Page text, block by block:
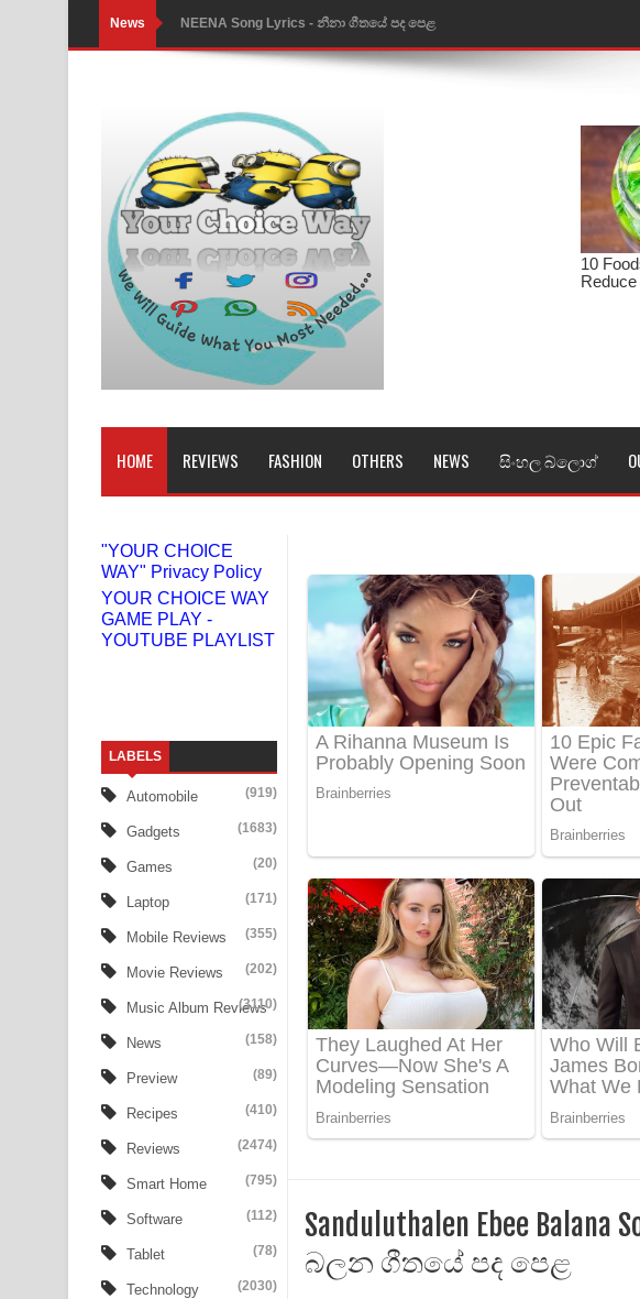
News NEENA Song Lyrics - නීනා ගීතයේ පද පෙළ
Ahimi Wimai Himi Song Lyrics - අහිමි විමයි හිමි ගීතයේ පද පෙළ
Mathaka Parana Song Lyrics - මතක පාරනා ගීතයේ පද පෙළ
Nimnadhen Song Lyrics - නිම්නාදෙන් ගීතයේ පද පෙළ
Obamai Mage Adare Song Lyrics - ඔබමයි මගේ ආදරේ ගීතයේ පද පෙළ
Pansal Gihin Song Lyrics - පන්සල් ගිහිං ගීතයේ පද පෙළ
Ankeliya Song Lyrics - අංකෙළිය ගීතයේ පද පෙළ
DEAR GOD Song Lyrics - ඩියර් ගෝඩ් ගීතයේ පද පෙළ
MANAMALA KATHA Song Lyrics - මනමාල කතා ගීතයේ පද පෙළ
Niwuna Numba Hinda Song Lyrics - නිවුනා නුඹ හින්දා ගීතයේ පද පෙළ
Numba Dun Aadare Song Lyrics - නුඹ දුන් ආදරේ ගීතයේ පද පෙළ
Liyamuda Dan Anagathe Song Lyrics - ලියමුද දැන් අනාගතේ ගීතයේ පද පෙළ
Doni Song Lyrics - දෝණි ගීතයේ පද පෙළ
Benthara Palame Song Lyrics - බෙන්තර පාලමේ ගීතයේ පද පෙළ
Adare Wadi Nisa Song Lyrics - ආදරේ වැඩි නිසා ගීතයේ පද පෙළ
UNUHUMA Song Lyrics - උණුහුම ගීතයේ පද පෙළ
Katakara Song Lyrics - කටකාර ගීතයේ පද පෙළ
Tharu Yaye Dilena Song Lyrics - තරු යායේ දිලෙනා ගීතයේ පද පෙළ
Ow Man Sosa Song Lyrics - ඔව් මං සෝසා ගීතයේ පද පෙළ
Heavy Weight Song Lyrics
Aye Lanweela Song Lyrics - ආයේ ලංවීලා ගීතයේ පද පෙළ
Ala purannata Song Lyrics - ආල පුරන්නට ගීතයේ පද පෙළ
FEVER DREAM Lyrics - Alex Warren
BTS : Hooligan Lyrics
HOME REVIEWS FASHION OTHERS NEWS සිංහල බ්ලොග්
"YOUR CHOICE
WAY" Privacy Policy
YOUR CHOICE WAY
GAME PLAY -
YOUTUBE PLAYLIST
LABELS
Automobile (919)
Gadgets (1683)
Games (20)
Laptop (171)
Mobile Reviews (355)
Movie Reviews (202)
Music Album Reviews
(3110)
News (158)
Preview (89)
Recipes (410)
Reviews (2474)
Smart Home (795)
Software (112)
Tablet (78)
Technology (2030)
Sanduluthalen Ebee
බලන ගීතයේ පද පෙළ